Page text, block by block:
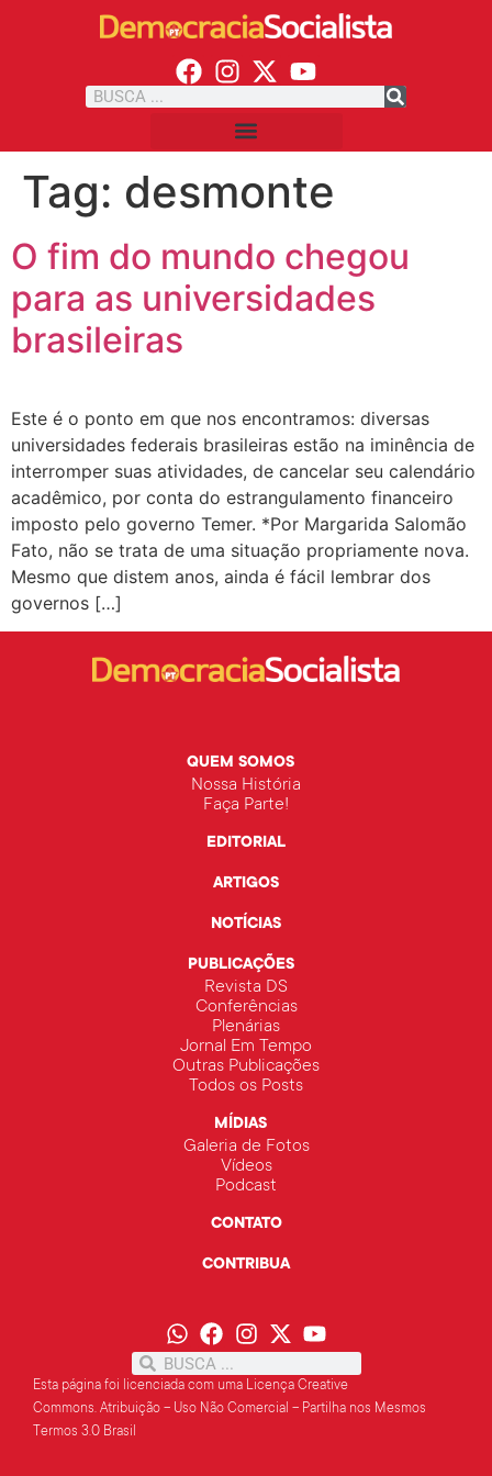
Tag: desmonte
O fim do mundo chegou
para as universidades
brasileiras
Este é o ponto em que nos encontramos: diversas
universidades federais brasileiras estão na iminência de
interromper suas atividades, de cancelar seu calendário
acadêmico, por conta do estrangulamento financeiro
imposto pelo governo Temer. *Por Margarida Salomão
Fato, não se trata de uma situação propriamente nova.
Mesmo que distem anos, ainda é fácil lembrar dos
governos […]
QUEM SOMOS
Nossa História
Faça Parte!
EDITORIAL
ARTIGOS
NOTÍCIAS
PUBLICAÇÕES
Revista DS
Conferências
Plenárias
Jornal Em Tempo
Outras Publicações
Todos os Posts
MÍDIAS
Galeria de Fotos
Vídeos
Podcast
CONTATO
CONTRIBUA
Esta página foi licenciada com uma Licença Creative
Commons. Atribuição – Uso Não Comercial – Partilha nos Mesmos
Termos 3.0 Brasil